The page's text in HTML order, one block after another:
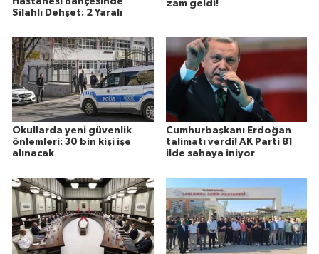
Silahlı Dehşet: 2 Yaralı
zam geldi!
Okullarda yeni güvenlik
önlemleri: 30 bin kişi işe
alınacak
Cumhurbaşkanı Erdoğan
talimatı verdi! AK Parti 81
ilde sahaya iniyor